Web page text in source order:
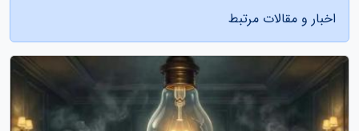
اخبار و مقالات مرتبط